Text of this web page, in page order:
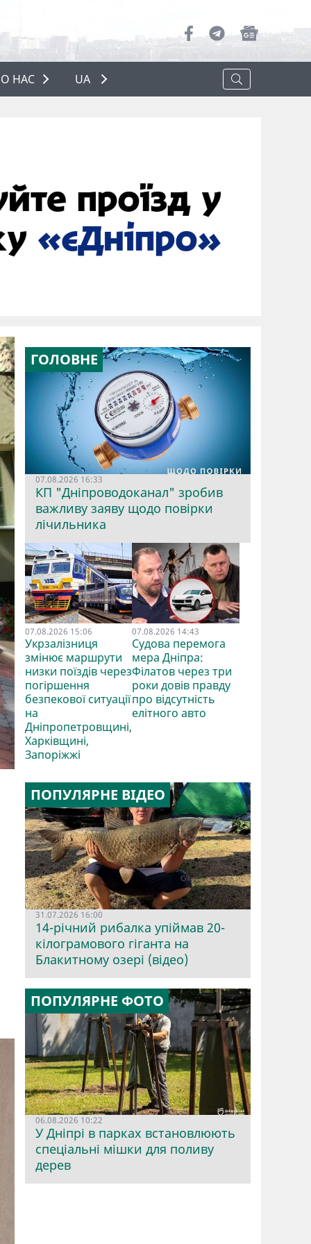
НАС
UA
ГОЛОВНЕ
07.08.2026 16:33
КП "Дніпроводоканал" зробив
важливу заяву щодо повірки
лічильника
07.08.2026 15:06
Укрзалізниця
змінює маршрути
низки поїздів через
погіршення
безпекової ситуації
на
Дніпропетровщині,
Харківщині,
Запоріжжі
07.08.2026 14:43
Судова перемога
мера Дніпра:
Філатов через три
роки довів правду
про відсутність
елітного авто
ПОПУЛЯРНЕ ВІДЕО
31.07.2026 16:00
14-річний рибалка упіймав 20-
кілограмового гіганта на
Блакитному озері (відео)
ПОПУЛЯРНЕ ФОТО
06.08.2026 10:22
У Дніпрі в парках встановлюють
спеціальні мішки для поливу
дерев